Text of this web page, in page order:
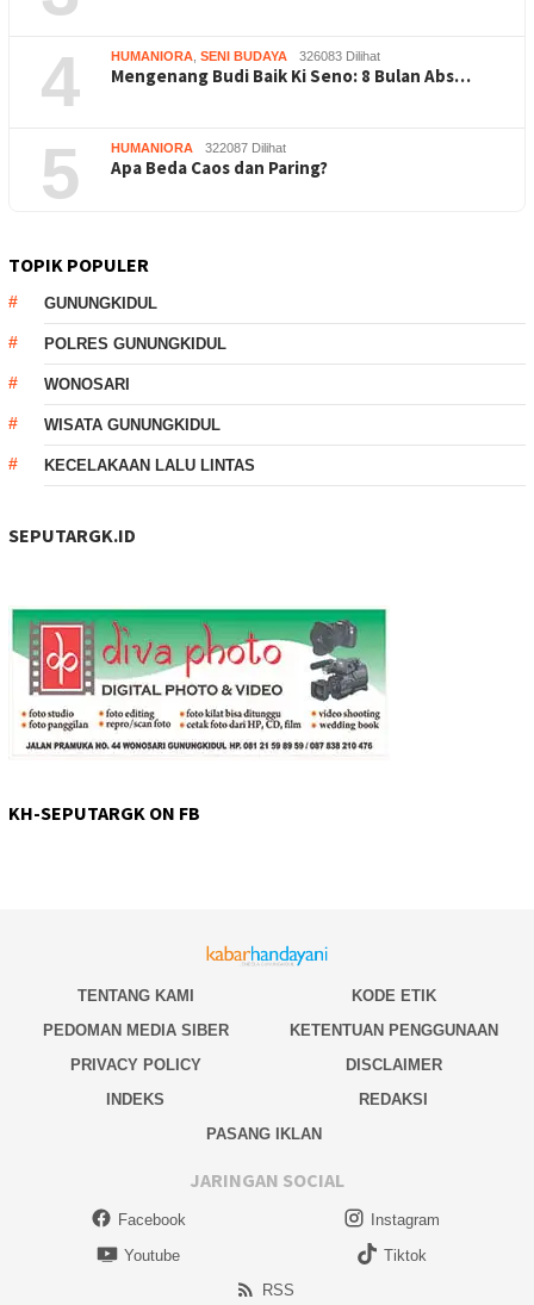
4 HUMANIORA SENI BUDAYA 326083 Dilihat
Mengenang Budi Baik Ki Seno: 8 Bulan Abs…
5 HUMANIORA 322087 Dilihat
Apa Beda Caos dan Paring?
TOPIK POPULER
GUNUNGKIDUL
POLRES GUNUNGKIDUL
WONOSARI
WISATA GUNUNGKIDUL
KECELAKAAN LALU LINTAS
SEPUTARGK.ID
KH-SEPUTARGK ON FB
TENTANG KAMI
KODE ETIK
PEDOMAN MEDIA SIBER
KETENTUAN PENGGUNAAN
PRIVACY POLICY
DISCLAIMER
INDEKS
REDAKSI
PASANG IKLAN
JARINGAN SOCIAL
Facebook
Instagram
Youtube
Tiktok
RSS